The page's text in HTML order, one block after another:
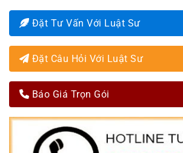
Đặt Tư Vấn Với Luật Sư
Đặt Câu Hỏi Với Luật Sư
Báo Giá Trọn Gói